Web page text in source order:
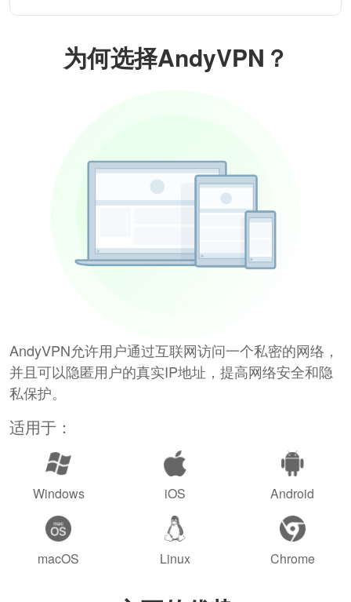
为何选择AndyVPN？
AndyVPN允许用户通过互联网访问一个私密的网络，
并且可以隐匿用户的真实IP地址，提高网络安全和隐
私保护。
适用于：
Windows iOS Android
macOS Linux Chrome